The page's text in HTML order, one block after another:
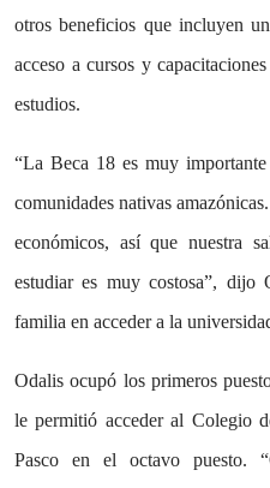
otros beneficios que incluyen
acceso a cursos y
estudios.
“La Beca 18 es muy
comunidades nativas
económicos, así que nuestra
estudiar es muy costosa”,
familia en acceder a la
Odalis ocupó los primeros
le permitió acceder al Colegio
Pasco en el octavo puesto.